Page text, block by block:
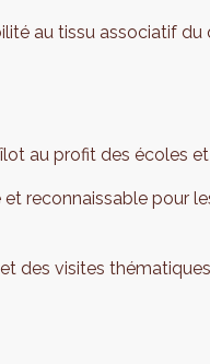
au tissu associatif
au profit des écoles
reconnaissable pour
des visites